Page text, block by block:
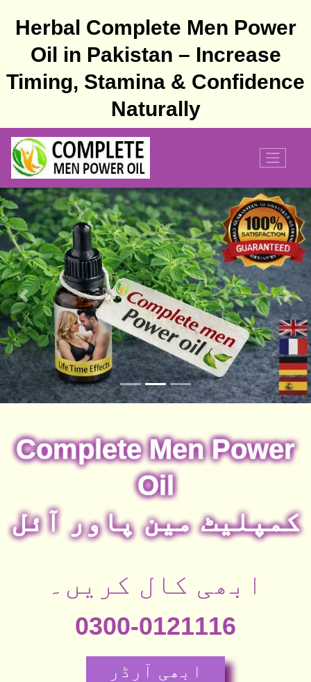
Herbal Complete Men Power
Oil in Pakistan – Increase
Timing, Stamina & Confidence
Naturally
Complete Men Power
Oil
کمپلیٹ مین پاور آئل
ابھی کال کریں۔
0300-0121116
ابھی آرڈر